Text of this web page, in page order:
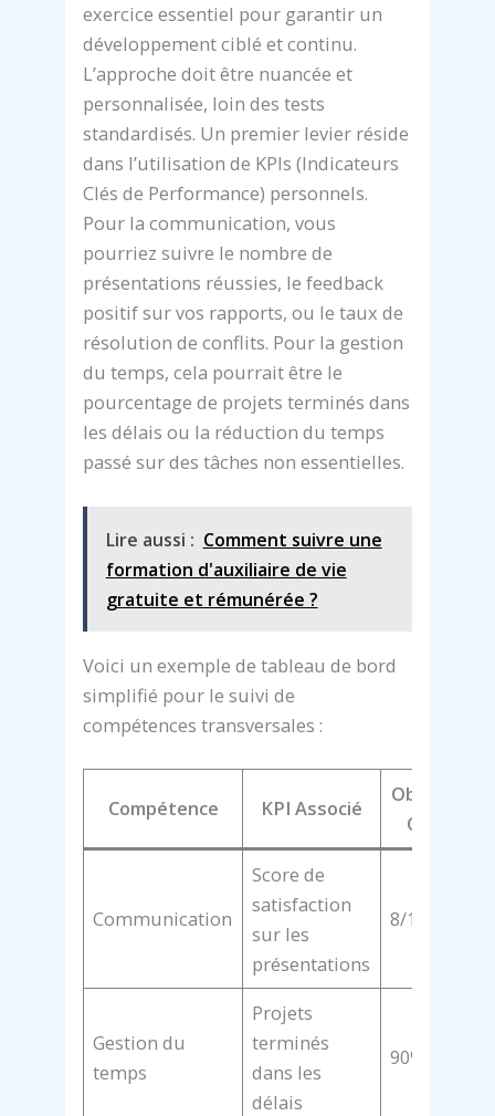
exercice essentiel pour garantir un
développement ciblé et continu.
L’approche doit être nuancée et
personnalisée, loin des tests
standardisés. Un premier levier réside
dans l’utilisation de KPIs (Indicateurs
Clés de Performance) personnels.
Pour la communication, vous
pourriez suivre le nombre de
présentations réussies, le feedback
positif sur vos rapports, ou le taux de
résolution de conflits. Pour la gestion
du temps, cela pourrait être le
pourcentage de projets terminés dans
les délais ou la réduction du temps
passé sur des tâches non essentielles.
Lire aussi : Comment suivre une
formation d'auxiliaire de vie
gratuite et rémunérée ?
Voici un exemple de tableau de bord
simplifié pour le suivi de
compétences transversales :
Compétence KPI Associé
Objectif
Cible
Communication
Score de
satisfaction
sur les
présentations
8/10
Gestion du
temps
Projets
terminés
dans les
délais
90%